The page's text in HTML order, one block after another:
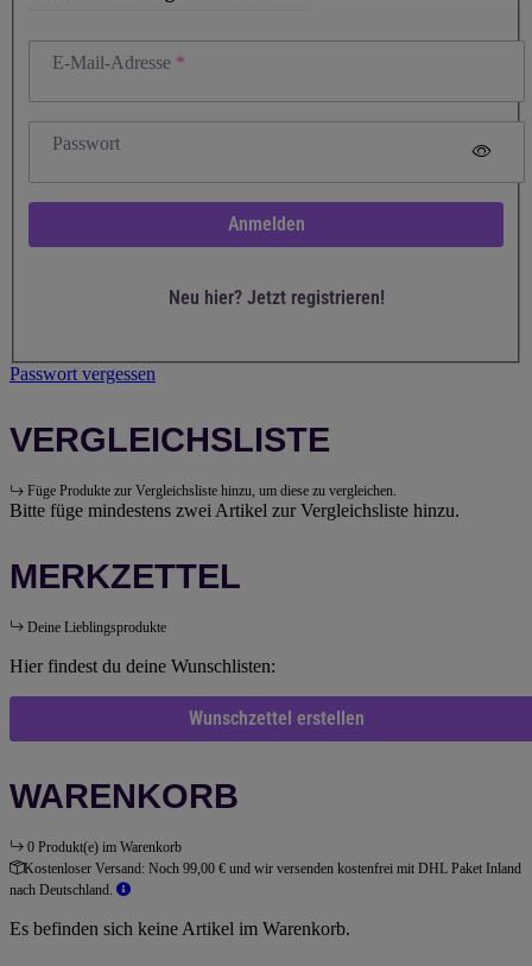
E-Mail-Adresse
Passwort
Anmelden
Neu hier? Jetzt registrieren!
Passwort vergessen
VERGLEICHSLISTE
Füge Produkte zur Vergleichsliste hinzu, um diese zu vergleichen.
Bitte füge mindestens zwei Artikel zur Vergleichsliste hinzu.
MERKZETTEL
Deine Lieblingsprodukte
Hier findest du deine Wunschlisten:
Wunschzettel erstellen
WARENKORB
0 Produkt(e) im Warenkorb
Kostenloser Versand: Noch 99,00 € und wir versenden kostenfrei mit DHL Paket Inland
nach Deutschland.
Es befinden sich keine Artikel im Warenkorb.